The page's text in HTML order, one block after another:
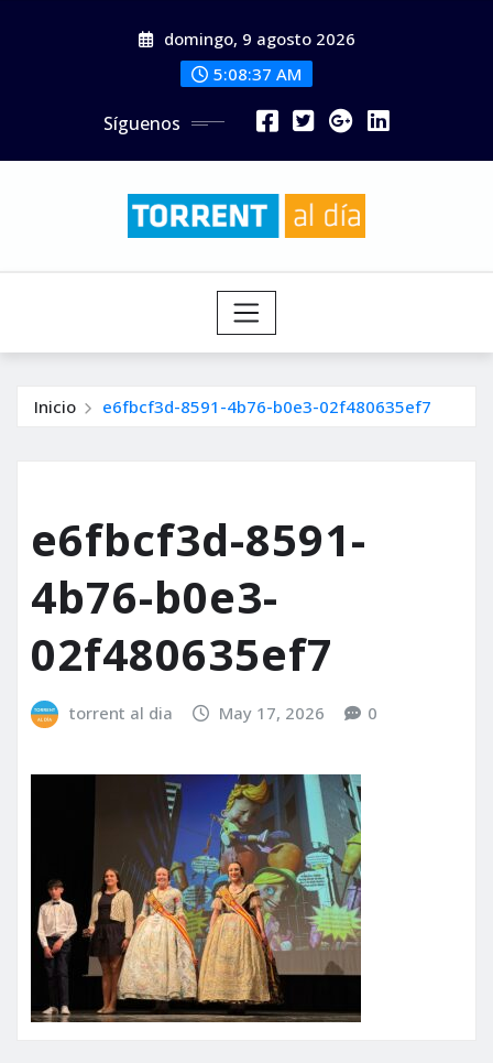
domingo, 9 agosto 2026
5:08:39 AM
Síguenos
Inicio e6fbcf3d-8591-4b76-b0e3-02f480635ef7
e6fbcf3d-8591-
4b76-b0e3-
02f480635ef7
torrent al dia May 17, 2026 0